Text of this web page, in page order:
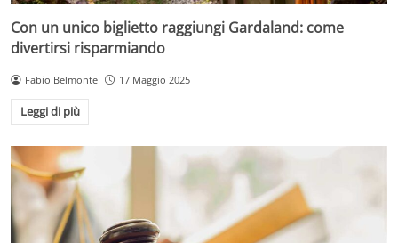
Con un unico biglietto raggiungi Gardaland: come
divertirsi risparmiando
Fabio Belmonte 17 Maggio 2025
Leggi di più